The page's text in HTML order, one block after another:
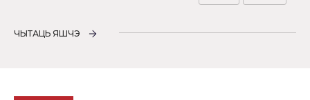
ЧЫТАЦЬ ЯШЧЭ